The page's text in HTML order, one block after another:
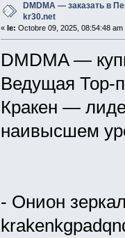
DMDMA — заказать в
kr30.net
« le: Octobre 09, 2025, 08:54:48 am
DMDMA —
Ведущая Тор-
Кракен —
наивысшем
- Онион